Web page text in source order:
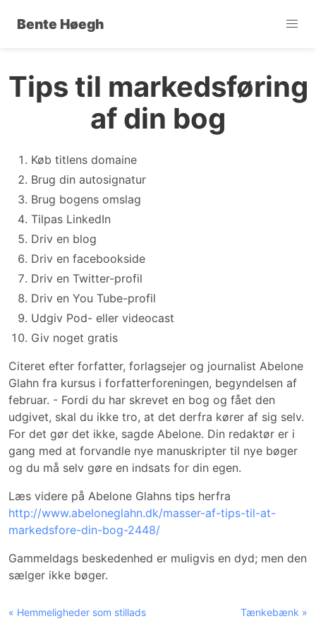
Bente Høegh
Tips til markedsføring
af din bog
Køb titlens domaine
Brug din autosignatur
Brug bogens omslag
Tilpas LinkedIn
Driv en blog
Driv en facebookside
Driv en Twitter-profil
Driv en You Tube-profil
Udgiv Pod- eller videocast
Giv noget gratis
Citeret efter forfatter, forlagsejer og journalist Abelone
Glahn fra kursus i forfatterforeningen, begyndelsen af
februar. - Fordi du har skrevet en bog og fået den
udgivet, skal du ikke tro, at det derfra kører af sig selv.
For det gør det ikke, sagde Abelone. Din redaktør er i
gang med at forvandle nye manuskripter til nye bøger
og du må selv gøre en indsats for din egen.
Læs videre på Abelone Glahns tips herfra
http://www.abeloneglahn.dk/masser-af-tips-til-at-
markedsfore-din-bog-2448/
Gammeldags beskedenhed er muligvis en dyd; men den
sælger ikke bøger.
« Hemmeligheder som stillads Tænkebænk »